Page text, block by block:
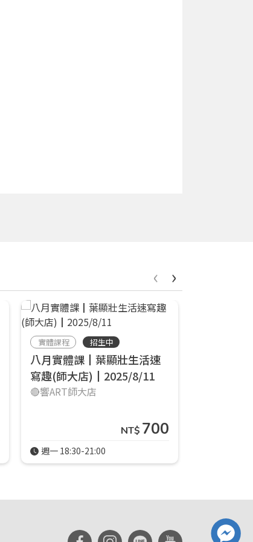
實體課程 招生中
八月實體課┃葉顯壯生活速
寫趣(師大店)┃2025/8/11
🔴響ART師大店
NT$ 700
週一 18:30-21:00
‹ ›